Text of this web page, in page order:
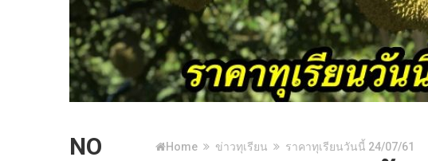
NO Home ข่าวทุเรียน ราคาทุเรียนวันนี้ 24/07/61